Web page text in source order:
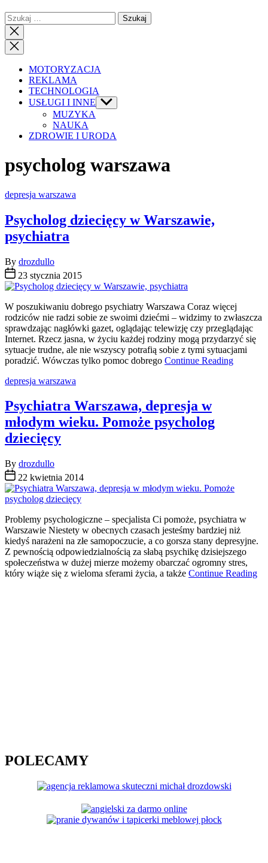
Szukaj:
Close
search
Close
Menu
MOTORYZACJA
REKLAMA
TECHNOLOGIA
USŁUGI I INNE Show
sub
MUZYKA
NAUKA
ZDROWIE I URODA
psycholog warszawa
Categories
depresja warszawa
Psycholog dziecięcy w Warszawie,
psychiatra
By drozdullo
23 stycznia 2015
W poszukiwaniu dobrego psychiatry Warszawa Coraz więcej
rodziców nie radzi sobie ze swoimi dziećmi – widzimy to zwłaszcza
sprawdzając nagłówki gazet, oglądając telewizję czy przeglądając
Internet. Rzecz jasna, w życiu każdej rodziny mogą przydarzyć się
sytuacje trudne, ale nie wszyscy potrafią sobie z tymi sytuacjami
poradzić. Wówczas tylko pomoc dobrego Continue Reading
Categories
depresja warszawa
Psychiatra Warszawa, depresja w
młodym wieku. Pomoże psycholog
dziecięcy
By drozdullo
22 kwietnia 2014
Problemy psychologiczne – specjalista Ci pomoże, psychiatra w
Warszawie Niestety w obecnych czasach jesteśmy bardziej niż
kiedyś narażeni na złe samopoczucie, a co gorsza stany depresyjne.
Z pewnością odpowiedzialnością za słabą psychikę dzisiejszego
społeczeństwa w dużej mierze możemy obarczać ogromny stres,
który wiąże się z wieloma sferami życia, a także Continue Reading
POLECAMY